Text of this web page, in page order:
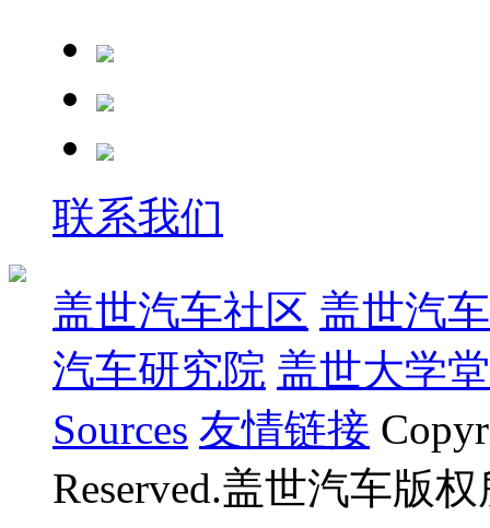
联系我们
盖世汽车社区 盖世汽
汽车研究院 盖世大学堂
Sources 友情链接
Reserved.盖世汽车版